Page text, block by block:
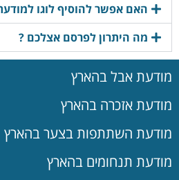
האם אפשר להוסיף לוגו
מה היתרון לפרסם אצלכם ?
מודעת אבל בהארץ
מודעת אזכרה בהארץ
מודעת השתתפות בצער בהארץ
מודעת תנחומים בהארץ